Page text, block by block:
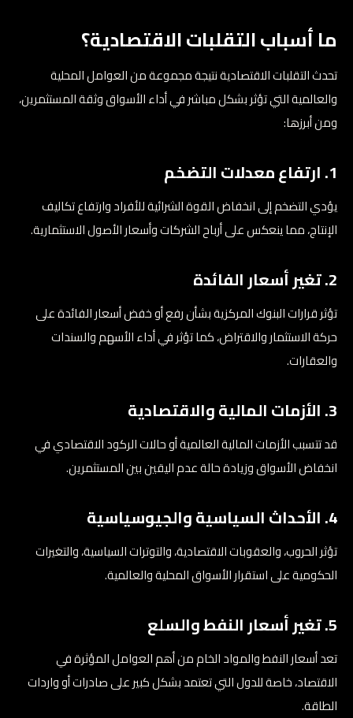
ما أسباب التقلبات الاقتصادية؟
تحدث التقلبات الاقتصادية نتيجة مجموعة من العوامل المحلية
والعالمية التي تؤثر بشكل مباشر في أداء الأسواق وثقة المستثمرين،
ومن أبرزها:
1. ارتفاع معدلات التضخم
يؤدي التضخم إلى انخفاض القوة الشرائية للأفراد وارتفاع تكاليف
الإنتاج، مما ينعكس على أرباح الشركات وأسعار الأصول الاستثمارية.
2. تغير أسعار الفائدة
تؤثر قرارات البنوك المركزية بشأن رفع أو خفض أسعار الفائدة على
حركة الاستثمار والاقتراض، كما تؤثر في أداء الأسهم والسندات
والعقارات.
3. الأزمات المالية والاقتصادية
قد تتسبب الأزمات المالية العالمية أو حالات الركود الاقتصادي في
انخفاض الأسواق وزيادة حالة عدم اليقين بين المستثمرين.
4. الأحداث السياسية والجيوسياسية
تؤثر الحروب، والعقوبات الاقتصادية، والتوترات السياسية، والتغيرات
الحكومية على استقرار الأسواق المحلية والعالمية.
5. تغير أسعار النفط والسلع
تعد أسعار النفط والمواد الخام من أهم العوامل المؤثرة في
الاقتصاد، خاصة للدول التي تعتمد بشكل كبير على صادرات أو واردات
الطاقة.